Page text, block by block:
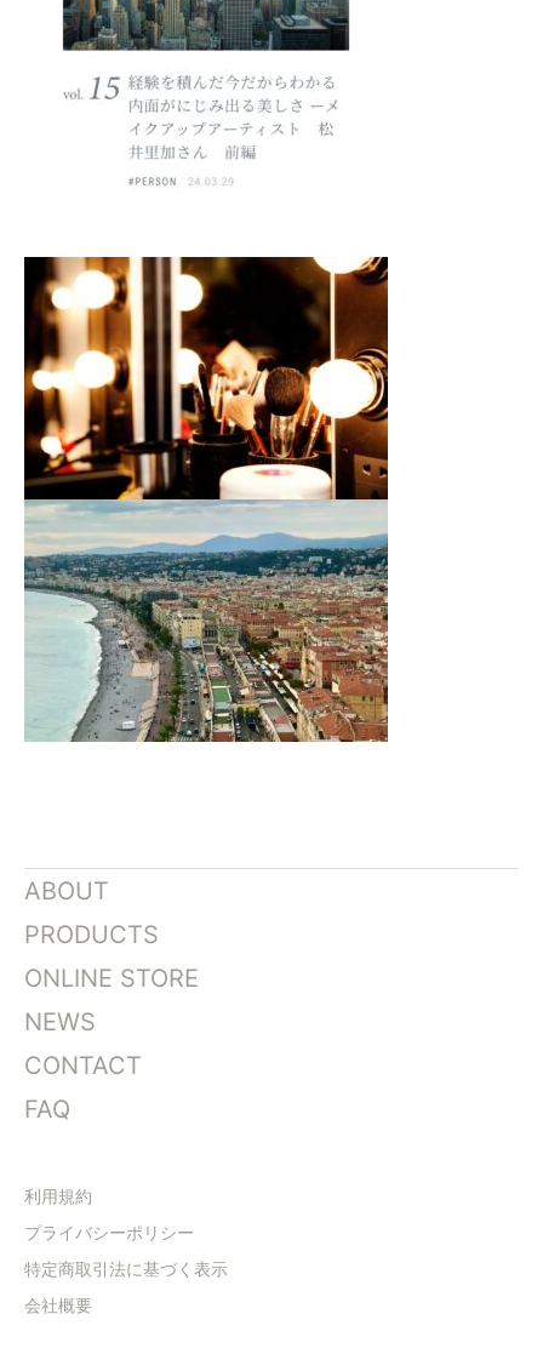
ABOUT
PRODUCTS
ONLINE STORE
NEWS
CONTACT
FAQ
利用規約
プライバシーポリシー
特定商取引法に基づく表示
会社概要